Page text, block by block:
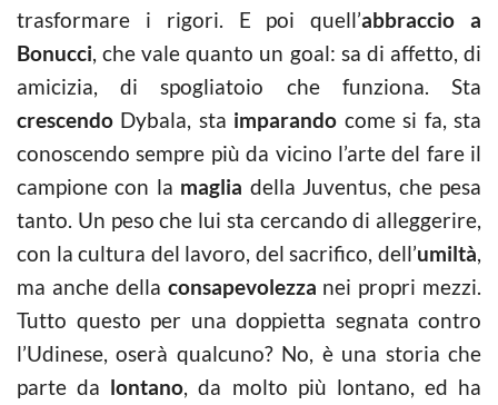
trasformare i rigori. E poi quell’abbraccio a
Bonucci, che vale quanto un goal: sa di affetto, di
amicizia, di spogliatoio che funziona. Sta
crescendo Dybala, sta imparando come si fa, sta
conoscendo sempre più da vicino l’arte del fare il
campione con la maglia della Juventus, che pesa
tanto. Un peso che lui sta cercando di alleggerire,
con la cultura del lavoro, del sacrifico, dell’umiltà,
ma anche della consapevolezza nei propri mezzi.
Tutto questo per una doppietta segnata contro
l’Udinese, oserà qualcuno? No, è una storia che
parte da lontano, da molto più lontano, ed ha